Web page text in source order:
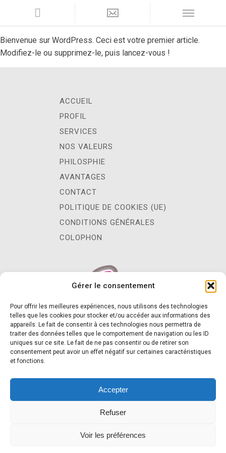
Gérer le consentement
Pour offrir les meilleures expériences, nous utilisons des technologies
telles que les cookies pour stocker et/ou accéder aux informations des
appareils. Le fait de consentir à ces technologies nous permettra de
traiter des données telles que le comportement de navigation ou les ID
uniques sur ce site. Le fait de ne pas consentir ou de retirer son
consentement peut avoir un effet négatif sur certaines caractéristiques
et fonctions.
Accepter
Refuser
Voir les préférences
Bienvenue sur WordPress. Ceci est votre premier article.
Modifiez-le ou supprimez-le, puis lancez-vous !
ACCUEIL
PROFIL
SERVICES
NOS VALEURS
PHILOSPHIE
AVANTAGES
CONTACT
POLITIQUE DE COOKIES (UE)
CONDITIONS GÉNÉRALES
COLOPHON
métier!